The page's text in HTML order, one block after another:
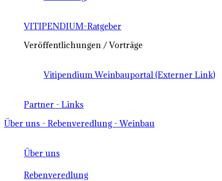
VITIPENDIUM-Ratgeber
Veröffentlichungen / Vorträge
Vitipendium Weinbauportal (Externer Link)
Partner - Links
Über uns - Rebenveredlung - Weinbau
Über uns
Rebenveredlung